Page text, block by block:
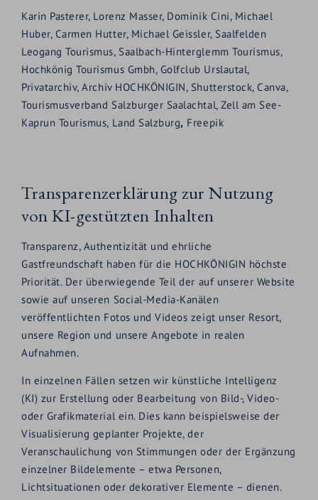
Karin Pasterer, Lorenz Masser, Dominik Cini, Michael
Huber, Carmen Hutter, Michael Geissler, Saalfelden
Leogang Tourismus, Saalbach-Hinterglemm Tourismus,
Hochkönig Tourismus Gmbh, Golfclub Urslautal,
Privatarchiv, Archiv HOCHKÖNIGIN, Shutterstock, Canva,
Tourismusverband Salzburger Saalachtal, Zell am See-
Kaprun Tourismus, Land Salzburg, Freepik
Transparenzerklärung zur Nutzung
von KI-gestützten Inhalten
Transparenz, Authentizität und ehrliche
Gastfreundschaft haben für die HOCHKÖNIGIN höchste
Priorität. Der überwiegende Teil der auf unserer Website
sowie auf unseren Social-Media-Kanälen
veröffentlichten Fotos und Videos zeigt unser Resort,
unsere Region und unsere Angebote in realen
Aufnahmen.
In einzelnen Fällen setzen wir künstliche Intelligenz
(KI) zur Erstellung oder Bearbeitung von Bild-, Video-
oder Grafikmaterial ein. Dies kann beispielsweise der
Visualisierung geplanter Projekte, der
Veranschaulichung von Stimmungen oder der Ergänzung
einzelner Bildelemente – etwa Personen,
Lichtsituationen oder dekorativer Elemente – dienen.